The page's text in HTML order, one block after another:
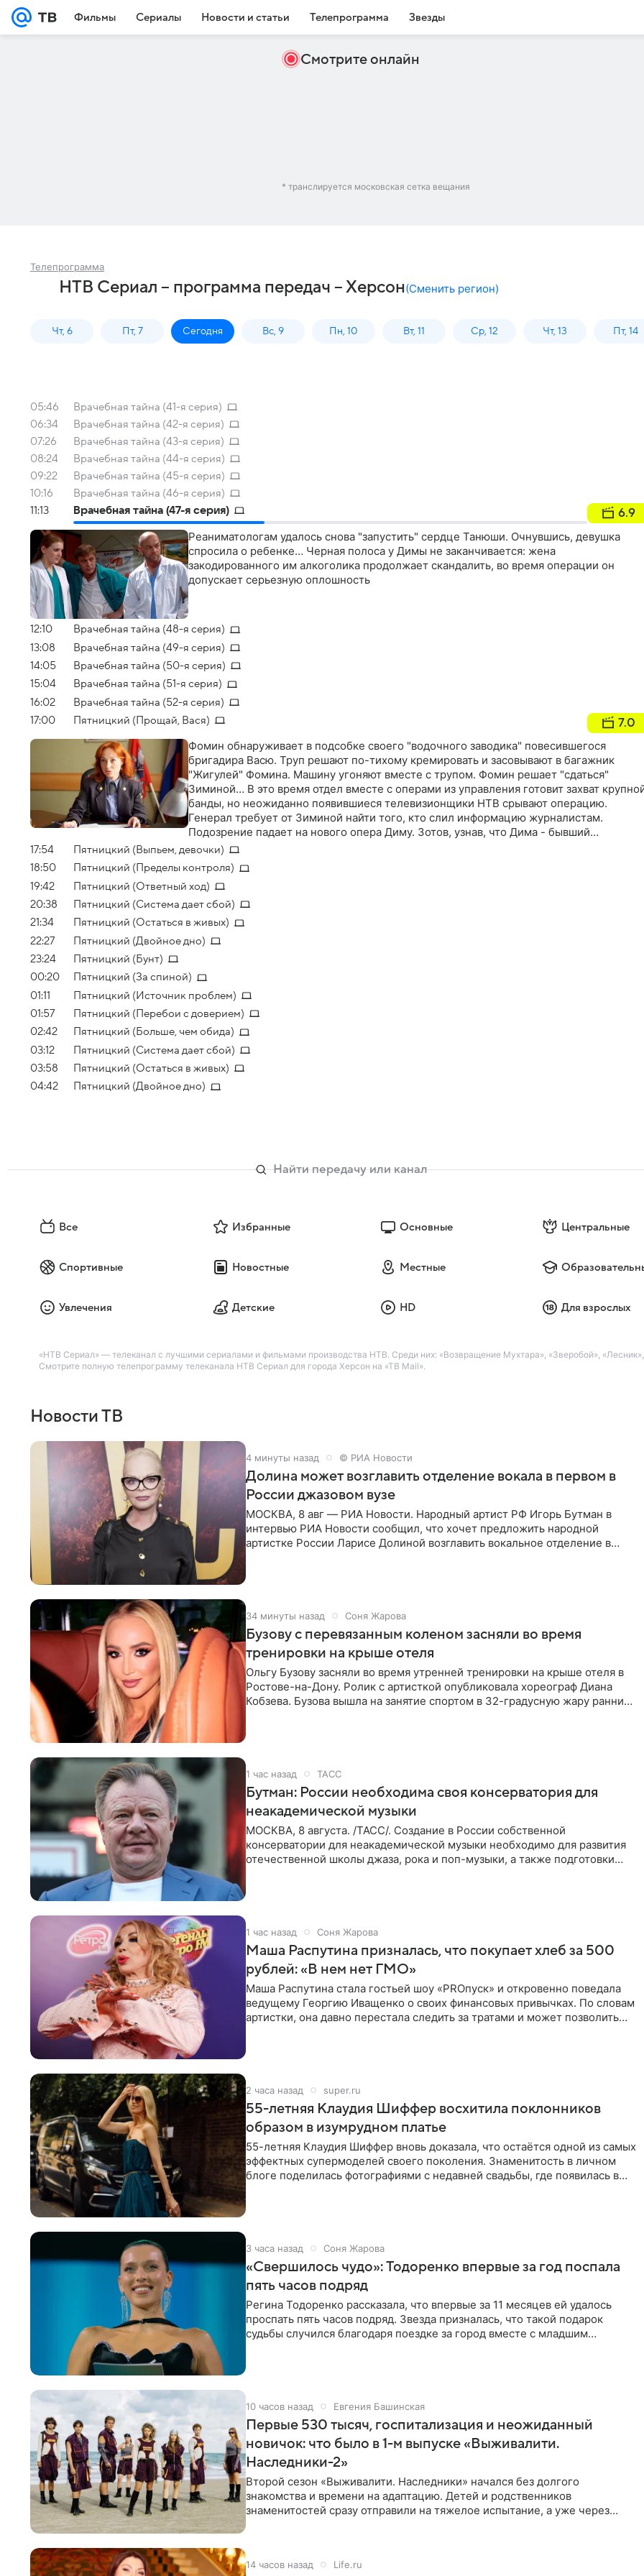
Фильмы Сериалы Новости и статьи Телепрограмма Звезды
Смотрите онлайн
* транслируется московская сетка вещания
Телепрограмма
НТВ Сериал – программа передач – Херсон(Сменить регион)
Чт, 6 Пт, 7 Сегодня Вс, 9 Пн, 10 Вт, 11 Ср, 12 Чт, 13 Пт, 14
05:46
Врачебная тайна (41-я серия)
06:34
Врачебная тайна (42-я серия)
07:26
Врачебная тайна (43-я серия)
08:24
Врачебная тайна (44-я серия)
09:22
Врачебная тайна (45-я серия)
10:16
Врачебная тайна (46-я серия)
11:13
Врачебная тайна (47-я серия) 6.9
Реаниматологам удалось снова "запустить" сердце Танюши. Очнувшись, девушка
спросила о ребенке… Черная полоса у Димы не заканчивается: жена
закодированного им алкоголика продолжает скандалить, во время операции он
допускает серьезную оплошность
12:10
Врачебная тайна (48-я серия)
13:08
Врачебная тайна (49-я серия)
14:05
Врачебная тайна (50-я серия)
15:04
Врачебная тайна (51-я серия)
16:02
Врачебная тайна (52-я серия)
17:00
Пятницкий (Прощай, Вася) 7.0
Фомин обнаруживает в подсобке своего "водочного заводика" повесившегося
бригадира Васю. Труп решают по-тихому кремировать и засовывают в багажник
"Жигулей" Фомина. Машину угоняют вместе с трупом. Фомин решает "сдаться"
Зиминой… В это время отдел вместе с операми из управления готовит захват
банды, но неожиданно появившиеся телевизионщики НТВ срывают операцию.
Генерал требует от Зиминой найти того, кто слил информацию журналистам.
Подозрение падает на нового опера Диму. Зотов, узнав, что Дима - бывший
телерепортер, жестоко избивает его, а на следующий день Паша признается Роме,
что это он слил информацию, а пострадал невинный. Машина Фомина находится, и он
с помощью Олега и Вадима кремирует тело
17:54
Пятницкий (Выпьем, девочки)
18:50
Пятницкий (Пределы контроля)
19:42
Пятницкий (Ответный ход)
20:38
Пятницкий (Система дает сбой)
21:34
Пятницкий (Остаться в живых)
22:27
Пятницкий (Двойное дно)
23:24
Пятницкий (Бунт)
00:20
Пятницкий (За спиной)
01:11
Пятницкий (Источник проблем)
01:57
Пятницкий (Перебои с доверием)
02:42
Пятницкий (Больше, чем обида)
03:12
Пятницкий (Система дает сбой)
03:58
Пятницкий (Остаться в живых)
04:42
Пятницкий (Двойное дно)
Все Избранные Основные Центральные
Спортивные Новостные Местные
Увлечения Детские HD Для взрослых
«НТВ Сериал» — телеканал с лучшими сериалами и фильмами производства НТВ. Среди них: «Возвращение Мухтара», «Зверобой»,
Смотрите полную телепрограмму телеканала НТВ Сериал для города Херсон на «ТВ Mail».
Новости ТВ
4 минуты назад © РИА Новости
Долина может возглавить отделение вокала в первом в
России джазовом вузе
МОСКВА, 8 авг — РИА Новости. Народный артист РФ Игорь Бутман в
интервью РИА Новости сообщил, что хочет предложить народной
артистке России Ларисе Долиной возглавить вокальное отделение в
34 минуты назад Соня Жарова
Бузову с перевязанным коленом засняли во время
тренировки на крыше отеля
Ольгу Бузову засняли во время утренней тренировки на крыше отеля в
Ростове-на-Дону. Ролик с артисткой опубликовала хореограф Диана
Кобзева. Бузова вышла на занятие спортом в 32-градусную жару ранним
1 час назад ТАСС
Бутман: России необходима своя консерватория для
неакадемической музыки
МОСКВА, 8 августа. /ТАСС/. Создание в России собственной
консерватории для неакадемической музыки необходимо для развития
отечественной школы джаза, рока и поп-музыки, а также подготовки
1 час назад Соня Жарова
Маша Распутина призналась, что покупает хлеб за 500
рублей: «В нем нет ГМО»
Маша Распутина стала гостьей шоу «PROпуск» и откровенно поведала
ведущему Георгию Иващенко о своих финансовых привычках. По словам
артистки, она давно перестала следить за тратами и может позволить
2 часа назад super.ru
55-летняя Клаудия Шиффер восхитила поклонников
образом в изумрудном платье
55-летняя Клаудия Шиффер вновь доказала, что остаётся одной из самых
эффектных супермоделей своего поколения. Знаменитость в личном
блоге поделилась фотографиями с недавней свадьбы, где появилась в
3 часа назад Соня Жарова
«Свершилось чудо»: Тодоренко впервые за год поспала
пять часов подряд
Регина Тодоренко рассказала, что впервые за 11 месяцев ей удалось
проспать пять часов подряд. Звезда призналась, что такой подарок
судьбы случился благодаря поездке за город вместе с младшим
10 часов назад Евгения Башинская
Первые 530 тысяч, госпитализация и неожиданный
новичок: что было в 1-м выпуске «Выживалити.
Наследники-2»
Второй сезон «Выживалити. Наследники» начался без долгого
знакомства и времени на адаптацию. Детей и родственников
знаменитостей сразу отправили на тяжелое испытание, а уже через
14 часов назад Life.ru